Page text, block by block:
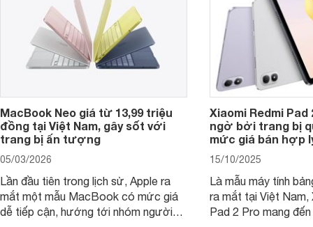
MacBook Neo giá từ 13,99 triệu
đồng tại Việt Nam, gây sốt với
trang bị ấn tượng
05/03/2026
Lần đầu tiên trong lịch sử, Apple ra
mắt một mẫu MacBook có mức giá
dễ tiếp cận, hướng tới nhóm người
Xiaomi Redmi Pad
ngờ bởi trang bị
mức giá bán hợp
15/10/2025
Là mẫu máy tính
ra mắt tại Việt Nam,
Pad 2 Pro mang